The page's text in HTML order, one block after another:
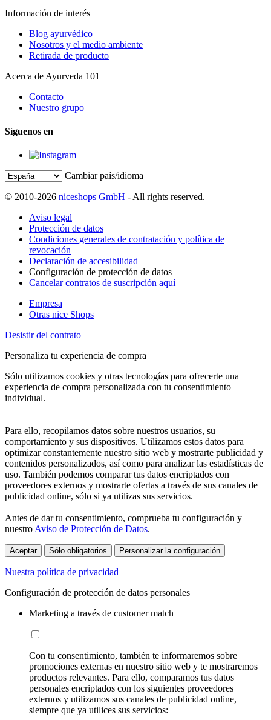
Información de interés
Blog ayurvédico
Nosotros y el medio ambiente
Retirada de producto
Acerca de Ayurveda 101
Contacto
Nuestro grupo
Síguenos en
Cambiar país/idioma
© 2010-2026 niceshops GmbH - All rights reserved.
Aviso legal
Protección de datos
Condiciones generales de contratación y política de
revocación
Declaración de accesibilidad
Configuración de protección de datos
Cancelar contratos de suscripción aquí
Empresa
Otras nice Shops
Desistir del contrato
Personaliza tu experiencia de compra
Sólo utilizamos cookies y otras tecnologías para ofrecerte una
experiencia de compra personalizada con tu consentimiento
individual.
Para ello, recopilamos datos sobre nuestros usuarios, su
comportamiento y sus dispositivos. Utilizamos estos datos para
optimizar constantemente nuestro sitio web y mostrarte publicidad y
contenidos personalizados, así como para analizar las estadísticas de
uso. También podemos comparar tus datos encriptados con
proveedores externos y mostrarte ofertas a través de sus canales de
publicidad online, sólo si ya utilizas sus servicios.
Antes de dar tu consentimiento, comprueba tu configuración y
nuestro Aviso de Protección de Datos.
Aceptar Sólo obligatorios Personalizar la configuración
Nuestra política de privacidad
Configuración de protección de datos personales
Marketing a través de customer match
Con tu consentimiento, también te informaremos sobre
promociones externas en nuestro sitio web y te mostraremos
productos relevantes. Para ello, comparamos tus datos
personales encriptados con los siguientes proveedores
externos y utilizamos sus canales de publicidad online,
siempre que ya utilices sus servicios: